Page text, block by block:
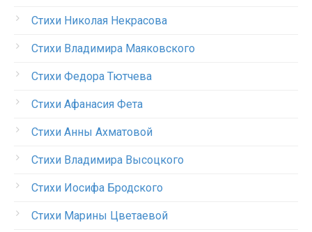
Стихи Николая Некрасова
Стихи Владимира Маяковского
Стихи Федора Тютчева
Стихи Афанасия Фета
Стихи Анны Ахматовой
Стихи Владимира Высоцкого
Стихи Иосифа Бродского
Стихи Марины Цветаевой